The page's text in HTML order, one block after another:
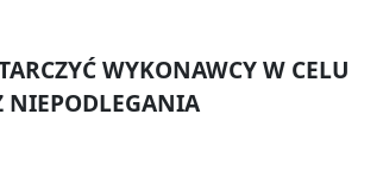
WYKONAWCY W CELU
NIEPODLEGANIA